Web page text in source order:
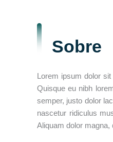
Sobre
Lorem ipsum dolor
Quisque eu nibh
semper, justo dolor
nascetur ridiculus
Aliquam dolor